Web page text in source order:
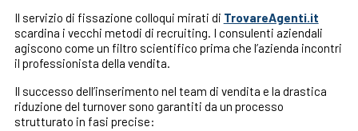
Il servizio di fissazione colloqui mirati di TrovareAgenti.it
scardina i vecchi metodi di recruiting. I consulenti aziendali
agiscono come un filtro scientifico prima che l’azienda incontri
il professionista della vendita.
Il successo dell’inserimento nel team di vendita e la drastica
riduzione del turnover sono garantiti da un processo
strutturato in fasi precise: